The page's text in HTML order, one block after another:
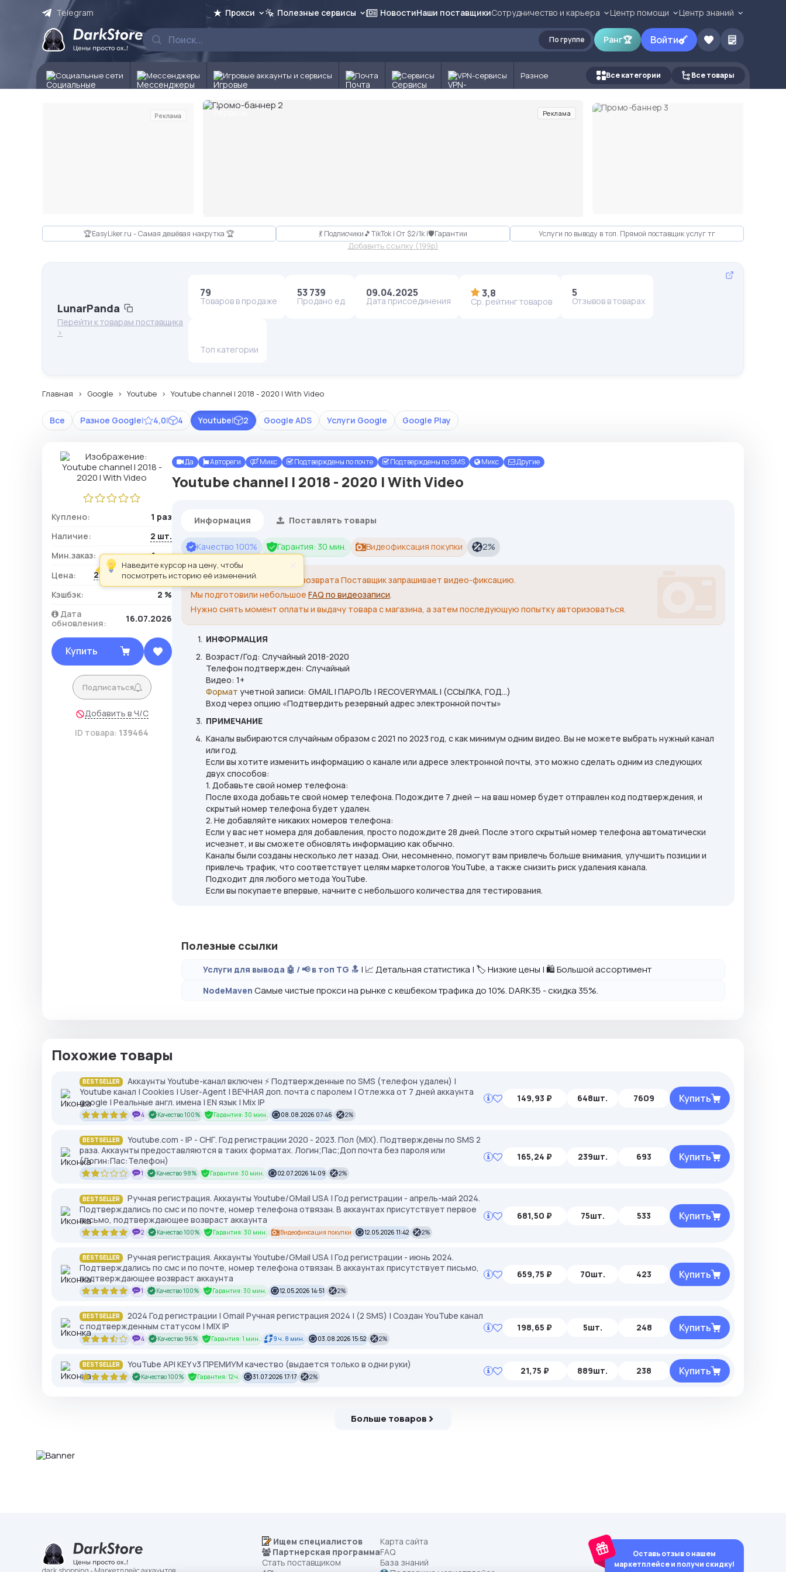
Telegram Прокси Полезные сервисы НовостиНаши поставщикиСотрудничество и карьера Центр помощи Центр знаний
По группе Ранг🏆 Войти
Социальные сети Мессенджеры Игровые аккаунты и сервисы Почта Сервисы VPN-сервисы Разное Все категории Все товары
Реклама Реклама
🏆EasyLiker.ru - Самая дешёвая накрутка 🏆 💃 Подписчики🎵TikTok | От $2/1k |🛡Гарантии Услуги по выводу в топ. Прямой поставщик услуг тг
Добавить ссылку (199p)
LunarPanda
Перейти к товарам поставщика
>
79
Товаров в продаже
53 739
Продано ед.
09.04.2025
Дата присоединения
3,8
Ср. рейтинг товаров
5
Отзывов в товарах
Топ категории
Главная Google Youtube Youtube channel I 2018 - 2020 I With Video
Все Разное Google| 4,0| 4 Youtube| 2 Google ADS Услуги Google Google Play
Куплено:
1 раз
Наличие:
2 шт.
Мин.заказ:
1 шт.
Цена:
2 065,50 ₽ / шт.
Кэшбэк:
2 %
Дата
обновления:
16.07.2026
Купить
Подписаться
Добавить в Ч/С
ID товара: 139464
Да Автореги Микс Подтверждены по почте Подтверждены по SMS Микс Другие
Youtube channel I 2018 - 2020 I With Video
Информация Поставлять товары
Качество 100% Гарантия: 30 мин. Видеофиксация покупки 2%
Для произведения замены/возврата Поставщик запрашивает видео-фиксацию.
Мы подготовили небольшое FAQ по видеозаписи.
Нужно снять момент оплаты и выдачу товара с магазина, а затем последующую попытку авторизоваться.
ИНФОРМАЦИЯ
Возраст/Год: Случайный 2018-2020
Телефон подтвержден: Случайный
Видео: 1+
Формат учетной записи: GMAIL | ПАРОЛЬ | RECOVERYMAIL | (ССЫЛКА, ГОД…)
Вход через опцию «Подтвердить резервный адрес электронной почты»
ПРИМЕЧАНИЕ
Каналы выбираются случайным образом с 2021 по 2023 год, с как минимум одним видео. Вы не можете выбрать нужный канал
или год.
Если вы хотите изменить информацию о канале или адресе электронной почты, это можно сделать одним из следующих
двух способов:
1. Добавьте свой номер телефона:
После входа добавьте свой номер телефона. Подождите 7 дней — на ваш номер будет отправлен код подтверждения, и
скрытый номер телефона будет удален.
2. Не добавляйте никаких номеров телефона:
Если у вас нет номера для добавления, просто подождите 28 дней. После этого скрытый номер телефона автоматически
исчезнет, и вы сможете обновлять информацию как обычно.
Каналы были созданы несколько лет назад. Они, несомненно, помогут вам привлечь больше внимания, улучшить позиции и
привлечь трафик, что соответствует целям маркетологов YouTube, а также снизить риск удаления канала.
Подходит для любого метода YouTube.
Если вы покупаете впервые, начните с небольшого количества для тестирования.
Полезные ссылки
Услуги для вывода 🤖 / 📢 в топ TG 🔝 | 📈 Детальная статистика | 🏷️ Низкие цены | 🛍️ Большой ассортимент
NodeMaven Самые чистые прокси на рынке с кешбеком трафика до 10%. DARK35 - скидка 35%.
Похожие товары
BESTSELLER
Аккаунты Youtube-канал включен ⚡️ Подтвержденные по SMS (телефон удален) |
Youtube канал | Cookies | User-Agent | ВЕЧНАЯ доп. почта с паролем | Отлежка от 7 дней аккаунта
google | Реальные англ. имена | EN язык | Mix IP
4 Качество 100% Гарантия: 30 мин. 08.08.2026 07:46 2%
149,93 ₽ 648шт. 7609 Купить
BESTSELLER
Youtube.com - IP - СНГ. Год регистрации 2020 - 2023. Пол (MIX). Подтверждены по SMS 2
раза. Аккаунты предоставляются в таких форматах. Логин;Пас;Доп почта без пароля или
(Логин:Пас:Телефон)
1 Качество 98% Гарантия: 30 мин. 02.07.2026 14:09 2%
165,24 ₽ 239шт. 693 Купить
BESTSELLER
Ручная регистрация. Аккаунты Youtube/GMail USA | Год регистрации - апрель-май 2024.
Подтверждались по смс и по почте, номер телефона отвязан. В аккаунтах присутствует первое
письмо, подтверждающее возвраст аккаунта
2 Качество 100% Гарантия: 30 мин. Видеофиксация покупки 12.05.2026 11:42 2%
681,50 ₽ 75шт. 533 Купить
BESTSELLER
Ручная регистрация. Аккаунты Youtube/GMail USA | Год регистрации - июнь 2024.
Подтверждались по смс и по почте, номер телефона отвязан. В аккаунтах присутствует письмо,
подтверждающее возвраст аккаунта
1 Качество 100% Гарантия: 30 мин. 12.05.2026 14:51 2%
659,75 ₽ 70шт. 423 Купить
BESTSELLER
2024 Год регистрации | Gmail Ручная регистрация 2024 | (2 SMS) | Создан YouTube канал
с подтвержденным статусом | MIX IP
4 Качество 96% Гарантия: 1 мин. 9 ч. 8 мин. 03.08.2026 15:52 2%
198,65 ₽ 5шт. 248 Купить
BESTSELLER YouTube API KEY v3 ПРЕМИУМ качество (выдается только в одни руки)
Качество 100% Гарантия: 12 ч. 31.07.2026 17:17 2%
21,75 ₽ 889шт. 238 Купить
Больше товаров
Ищем специалистов
Партнерская программа
Стать поставщиком
Карта сайта
FAQ
База знаний
Оставь отзыв о нашем
маркетплейсе и получи скидку!
Наведите курсор на цену, чтобы
посмотреть историю её изменений.